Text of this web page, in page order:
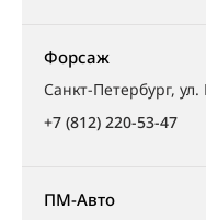
Форсаж
Санкт-Петербург,
+7 (812) 220-53-47
ПМ-Авто